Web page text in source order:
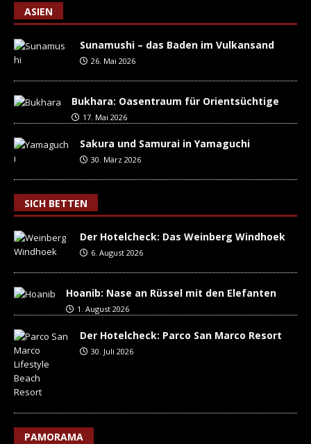
ASIEN
Sunamushi – das Baden im Vulkansand
26. Mai 2026
Bukhara: Oasentraum für Orientsüchtige
17. Mai 2026
Sakura und Samurai in Yamaguchi
30. März 2026
SICH BETTEN
Der Hotelcheck: Das Weinberg Windhoek
6. August 2026
Hoanib: Nase an Rüssel mit den Elefanten
1. August 2026
Der Hotelcheck: Parco San Marco Resort
30. Juli 2026
PAMORAMA